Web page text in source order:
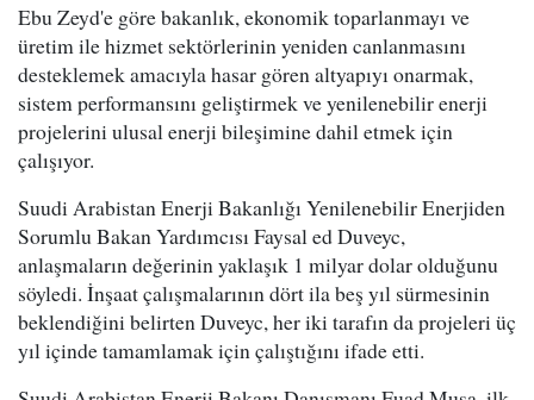
Ebu Zeyd'e göre bakanlık, ekonomik toparlanmayı ve
üretim ile hizmet sektörlerinin yeniden canlanmasını
desteklemek amacıyla hasar gören altyapıyı onarmak,
sistem performansını geliştirmek ve yenilenebilir enerji
projelerini ulusal enerji bileşimine dahil etmek için
çalışıyor.
Suudi Arabistan Enerji Bakanlığı Yenilenebilir Enerjiden
Sorumlu Bakan Yardımcısı Faysal ed Duveyc,
anlaşmaların değerinin yaklaşık 1 milyar dolar olduğunu
söyledi. İnşaat çalışmalarının dört ila beş yıl sürmesinin
beklendiğini belirten Duveyc, her iki tarafın da projeleri üç
yıl içinde tamamlamak için çalıştığını ifade etti.